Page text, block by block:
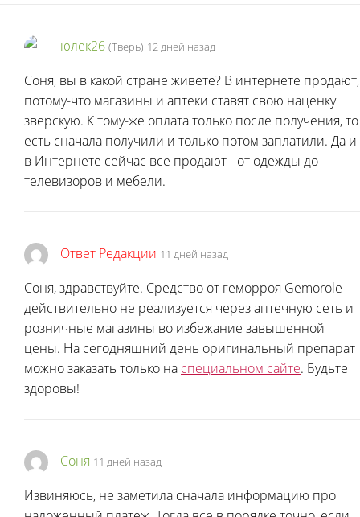
юлек26 (Тверь) 12 дней назад
Соня, вы в какой стране живете? В интернете продают,
потому-что магазины и аптеки ставят свою наценку
зверскую. К тому-же оплата только после получения, то
есть сначала получили и только потом заплатили. Да и
в Интернете сейчас все продают - от одежды до
телевизоров и мебели.
Ответ Редакции 11 дней назад
Соня, здравствуйте. Средство от геморроя Gemorole
действительно не реализуется через аптечную сеть и
розничные магазины во избежание завышенной
цены. На сегодняшний день оригинальный препарат
можно заказать только на специальном сайте. Будьте
здоровы!
Соня 11 дней назад
Извиняюсь, не заметила сначала информацию про